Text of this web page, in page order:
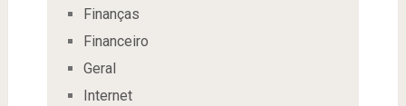
Finanças
Financeiro
Geral
Internet